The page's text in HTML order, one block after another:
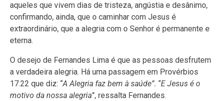
aqueles que vivem dias de tristeza, angústia e desânimo,
confirmando, ainda, que o caminhar com Jesus é
extraordinário, que a alegria com o Senhor é permanente e
eterna.
O desejo de Fernandes Lima é que as pessoas desfrutem
a verdadeira alegria. Há uma passagem em Provérbios
17.22 que diz: “A Alegria faz bem à saúde”. “E Jesus é o
motivo da nossa alegria”, ressalta Fernandes.